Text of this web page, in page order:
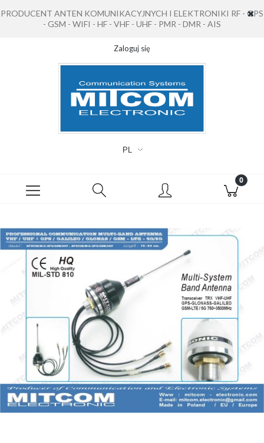
PRODUCENT ANTEN KOMUNIKACYJNYCH I ELEKTRONIKI RF - GPS
- GSM - WIFI - HF - VHF - UHF - PMR - DMR - AIS
Zaloguj się